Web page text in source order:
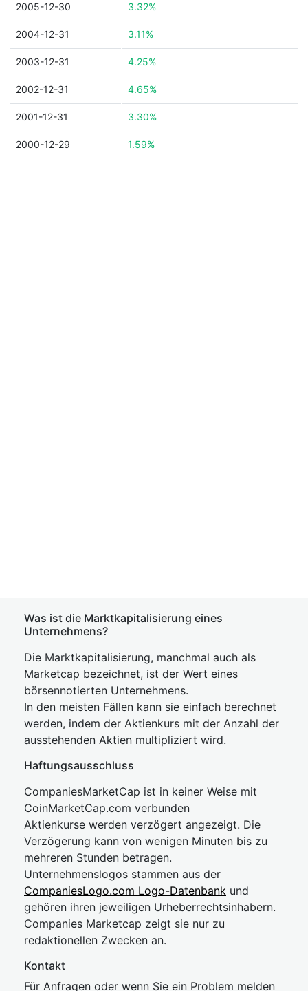
2005-12-30 3.32%
2004-12-31 3.11%
2003-12-31 4.25%
2002-12-31 4.65%
2001-12-31 3.30%
2000-12-29 1.59%
Was ist die Marktkapitalisierung eines
Unternehmens?
Die Marktkapitalisierung, manchmal auch als
Marketcap bezeichnet, ist der Wert eines
börsennotierten Unternehmens.
In den meisten Fällen kann sie einfach berechnet
werden, indem der Aktienkurs mit der Anzahl der
ausstehenden Aktien multipliziert wird.
Haftungsausschluss
CompaniesMarketCap ist in keiner Weise mit
CoinMarketCap.com verbunden
Aktienkurse werden verzögert angezeigt. Die
Verzögerung kann von wenigen Minuten bis zu
mehreren Stunden betragen.
Unternehmenslogos stammen aus der
CompaniesLogo.com Logo-Datenbank und
gehören ihren jeweiligen Urheberrechtsinhabern.
Companies Marketcap zeigt sie nur zu
redaktionellen Zwecken an.
Kontakt
Für Anfragen oder wenn Sie ein Problem melden